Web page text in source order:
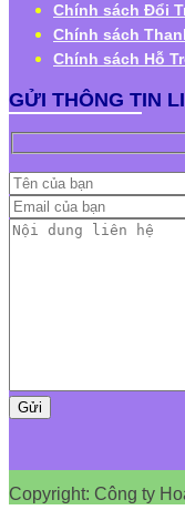
Chính sách Đổi
Chính sách
Chính sách Hỗ
GỬI THÔNG TIN
Copyright: Công ty